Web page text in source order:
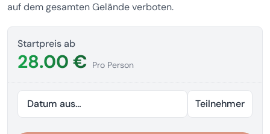
auf dem gesamten Gelände verboten.
Startpreis ab
28.00 € Pro Person
Datum auswählen Teilnehmer